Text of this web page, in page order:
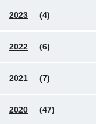
2023 (4)
2022 (6)
2021 (7)
2020 (47)